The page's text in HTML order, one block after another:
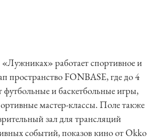
работает спортивное и
пространство FONBASE, где до 4
футбольные и баскетбольные игры,
мастер-классы. Поле также
зал для трансляций
событий, показов кино от Okko